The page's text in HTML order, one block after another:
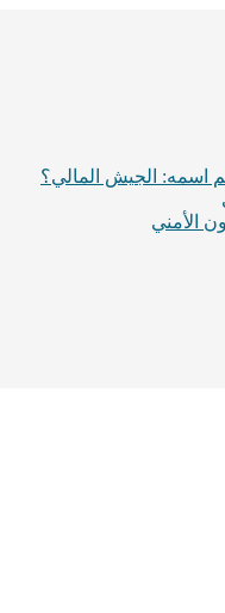
اسمه: الجيش المالي؟
الأمني